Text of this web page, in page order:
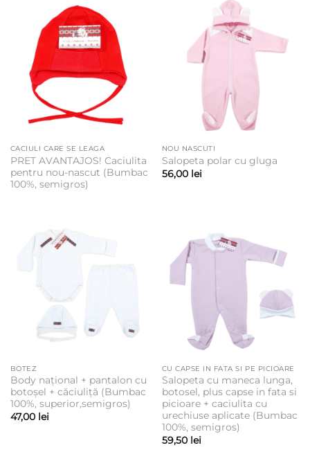
CACIULI CARE SE LEAGA
PRET AVANTAJOS! Caciulita
pentru nou-nascut (Bumbac
100%, semigros)
NOU NASCUTI
Salopeta polar cu gluga
56,00 lei
BOTEZ
Body național + pantalon cu
botoșel + căciuliță (Bumbac
100%, superior,semigros)
47,00 lei
CU CAPSE IN FATA SI PE PICIOARE
Salopeta cu maneca lunga,
botosel, plus capse in fata si
picioare + caciulita cu
urechiuse aplicate (Bumbac
100%, semigros)
59,50 lei